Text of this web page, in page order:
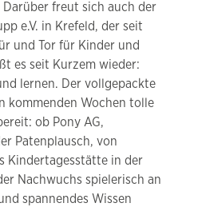
freut sich auch der
e.V. in Krefeld, der seit
und Tor für Kinder und
es seit Kurzem wieder:
lernen. Der vollgepackte
kommenden Wochen tolle
ob Pony AG,
Patenplausch, von
Kindertagesstätte in der
Nachwuchs spielerisch an
spannendes Wissen